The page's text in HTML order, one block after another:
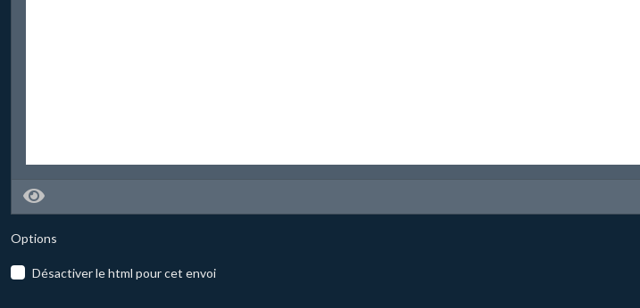
Options
Désactiver le html pour cet envoi